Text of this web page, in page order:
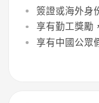
簽證或海外身
享有勤工獎勵
享有中國公眾